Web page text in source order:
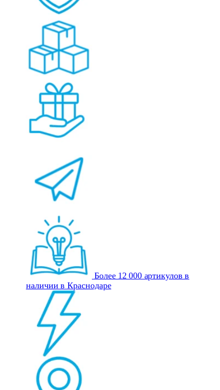
Более 12 000 артикулов в
наличии в Краснодаре